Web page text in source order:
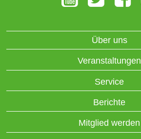
Über uns
Veranstaltungen
Service
Berichte
Mitglied werden